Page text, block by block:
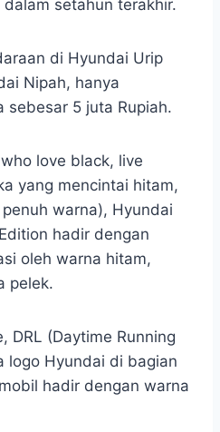
setahun terakhir.
di Hyundai Urip
Nipah, hanya
sebesar 5 juta Rupiah.
love black, live
yang mencintai hitam,
warna), Hyundai
hadir dengan
oleh warna hitam,
pelek.
DRL (Daytime Running
logo Hyundai di bagian
hadir dengan warna